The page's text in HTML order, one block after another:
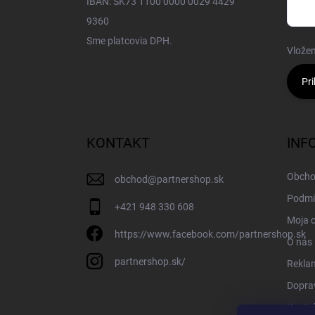
9360
Sme platcovia DPH.
KONTAKT
obchod@partnershop.sk
+421 948 330 608
https://www.facebook.com/partnershop.sk
partnershop.sk/
Moja
O nás